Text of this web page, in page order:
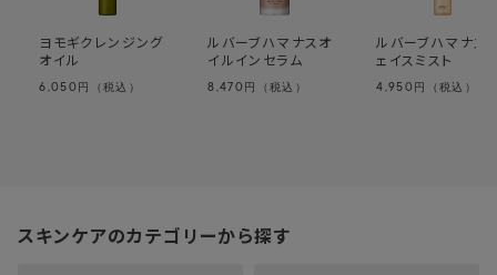
ヨモギクレンジング
オイル
6,050 円（税込）
ルバーブハマナスオ
イルインセラム
8,470 円（税込）
ルバーブハマナス
ェイスミスト
4,950 円（税込）
スキンケアのカテゴリーから探す